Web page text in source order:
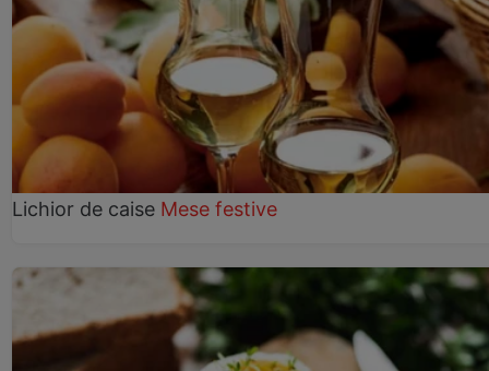
Lichior de caise Mese festive